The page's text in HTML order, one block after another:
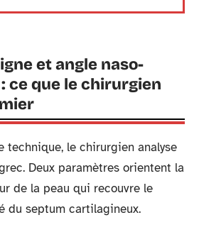
et angle naso-
ce que le chirurgien
technique, le chirurgien analyse
Deux paramètres orientent la
de la peau qui recouvre le
du septum cartilagineux.